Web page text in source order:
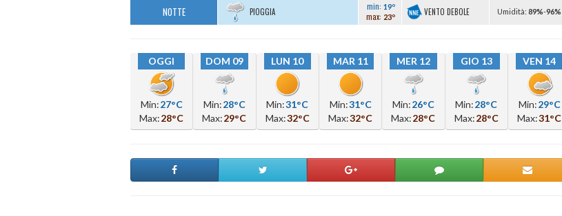
NOTTE PIOGGIA min: 19º
max: 23º VENTO DEBOLE Umidità: 89%-96%
OGGI
Min:27°C
Max:28°C
DOM 09
Min:28°C
Max:29°C
LUN 10
Min:31°C
Max:32°C
MAR 11
Min:31°C
Max:32°C
MER 12
Min:26°C
Max:28°C
GIO 13
Min:28°C
Max:28°C
VEN 14
Min:29°C
Max:31°C